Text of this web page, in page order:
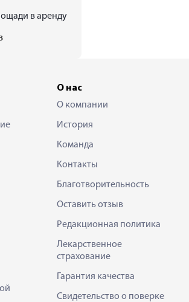
в аренду
О нас
О компании
История
Команда
Контакты
Благотворительность
Оставить отзыв
Редакционная политика
Лекарственное
страхование
Гарантия качества
Свидетельство о поверке